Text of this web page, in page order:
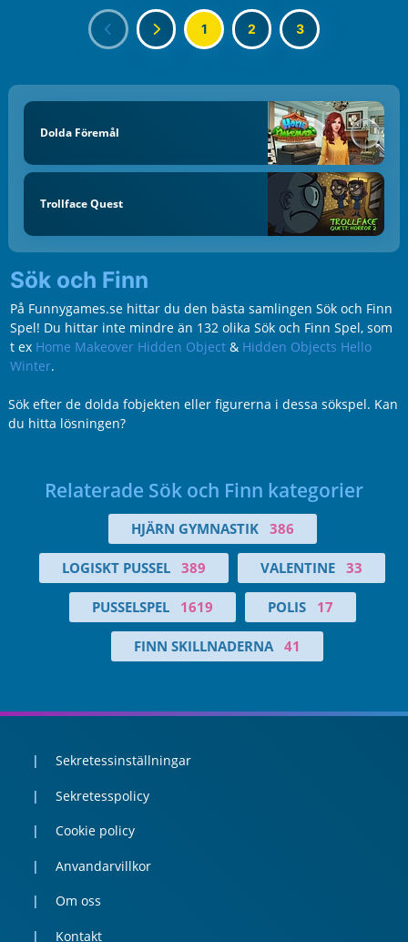
1 2 3
Dolda Föremål
Trollface Quest
Sök och Finn
På Funnygames.se hittar du den bästa samlingen Sök och Finn
Spel! Du hittar inte mindre än 132 olika Sök och Finn Spel, som
t ex Home Makeover Hidden Object& Hidden Objects Hello
Winter.
Sök efter de dolda fobjekten eller figurerna i dessa sökspel. Kan
du hitta lösningen?
Relaterade Sök och Finn kategorier
HJÄRN GYMNASTIK 386
LOGISKT PUSSEL 389 VALENTINE 33
PUSSELSPEL 1619 POLIS 17
FINN SKILLNADERNA 41
Sekretessinställningar
Sekretesspolicy
Cookie policy
Anvandarvillkor
Om oss
Kontakt